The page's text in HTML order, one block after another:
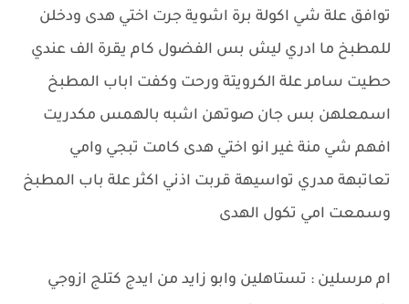
توافق علة شي اكولة برة اشوية جرت اختي هدى ودخلن
للمطبخ ما ادري ليش بس الفضول كام يقرة الف عندي
حطيت سامر علة الكرويتة ورحت وكفت اباب المطبخ
اسمعلهن بس جان صوتهن اشبه بالهمس مكدريت
افهم شي منة غير انو اختي هدى كامت تبجي وامي
تعاتبهة مدري تواسيهة قربت اذني اكثر علة باب المطبخ
وسمعت امي تكول الهدى
ام مرسلين : تستاهلين وابو زايد من ايدج كتلج ازوجي